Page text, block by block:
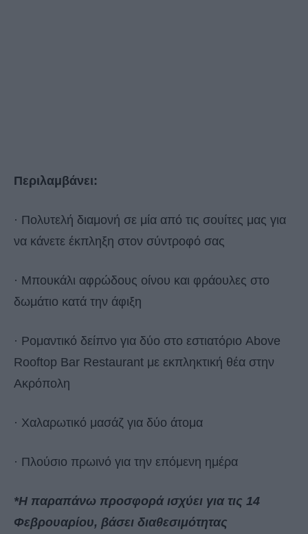
Περιλαμβάνει:
· Πολυτελή διαμονή σε μία από τις σουίτες μας για
να κάνετε έκπληξη στον σύντροφό σας
· Μπουκάλι αφρώδους οίνου και φράουλες στο
δωμάτιο κατά την άφιξη
· Ρομαντικό δείπνο για δύο στο εστιατόριο Above
Rooftop Bar Restaurant με εκπληκτική θέα στην
Ακρόπολη
· Χαλαρωτικό μασάζ για δύο άτομα
· Πλούσιο πρωινό για την επόμενη ημέρα
*Η παραπάνω προσφορά ισχύει για τις 14
Φεβρουαρίου, βάσει διαθεσιμότητας